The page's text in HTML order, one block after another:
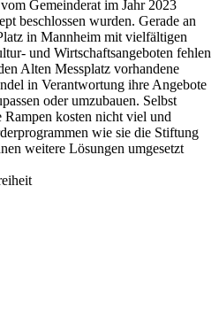
Gemeinderat im Jahr 2023
beschlossen wurden. Gerade an
in Mannheim mit vielfältigen
und Wirtschaftsangeboten fehlen
Alten Messplatz vorhandene
in Verantwortung ihre Angebote
oder umzubauen. Selbst
kosten nicht viel und
wie sie die Stiftung
weitere Lösungen umgesetzt